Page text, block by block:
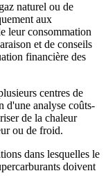
naturel ou de
aux
leur consommation
et de conseils
financière des
centres de
d'une analyse coûts-
de la chaleur
ou de froid.
dans lesquelles le
doivent